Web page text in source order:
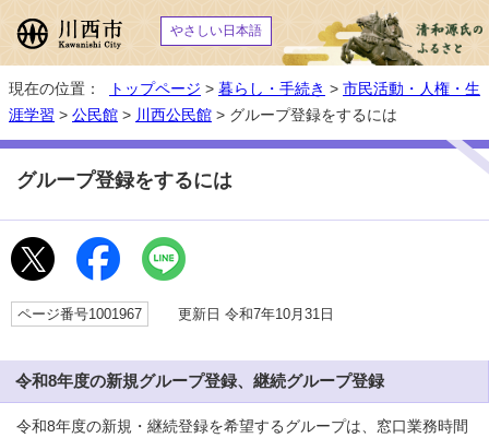
やさしい日本語
現在の位置： トップページ > 暮らし・手続き > 市民活動・人権・生
涯学習 > 公民館 > 川西公民館 > グループ登録をするには
グループ登録をするには
ページ番号1001967 更新日 令和7年10月31日
令和8年度の新規グループ登録、継続グループ登録
令和8年度の新規・継続登録を希望するグループは、窓口業務時間